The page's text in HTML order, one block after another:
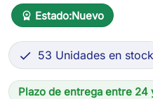
workspace_premium Estado:Nuevo
 53 Unidades en stock
Plazo de entrega entre 24